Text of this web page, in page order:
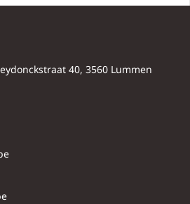
40, 3560 Lummen